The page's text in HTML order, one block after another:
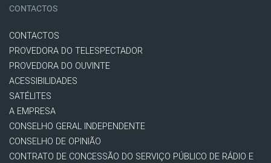
CONTACTOS
CONTACTOS
PROVEDORA DO TELESPECTADOR
PROVEDORA DO OUVINTE
ACESSIBILIDADES
SATÉLITES
A EMPRESA
CONSELHO GERAL INDEPENDENTE
CONSELHO DE OPINIÃO
CONTRATO DE CONCESSÃO DO SERVIÇO PÚBLICO DE RÁDIO E